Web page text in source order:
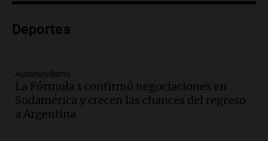
Audio.
Panorama Federal
Episodios
Audio.El alzobispo García Cueva llama a
la clase dirigente a abordar problemas
Deportes
Automovilismo
La Fórmula 1 confirmó negociaciones en
Sudamérica y crecen las chances del regreso
a Argentina